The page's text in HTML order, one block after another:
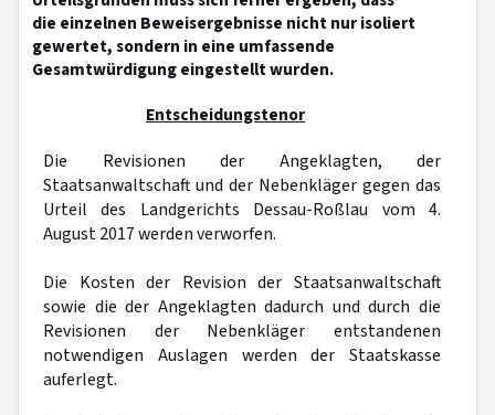
die einzelnen Beweisergebnisse nicht nur isoliert
gewertet, sondern in eine umfassende
Gesamtwürdigung eingestellt wurden.
Entscheidungstenor
Die Revisionen der Angeklagten, der
Staatsanwaltschaft und der Nebenkläger gegen das
Urteil des Landgerichts Dessau-Roßlau vom 4.
August 2017 werden verworfen.
Die Kosten der Revision der Staatsanwaltschaft
sowie die der Angeklagten dadurch und durch die
Revisionen der Nebenkläger entstandenen
notwendigen Auslagen werden der Staatskasse
auferlegt.